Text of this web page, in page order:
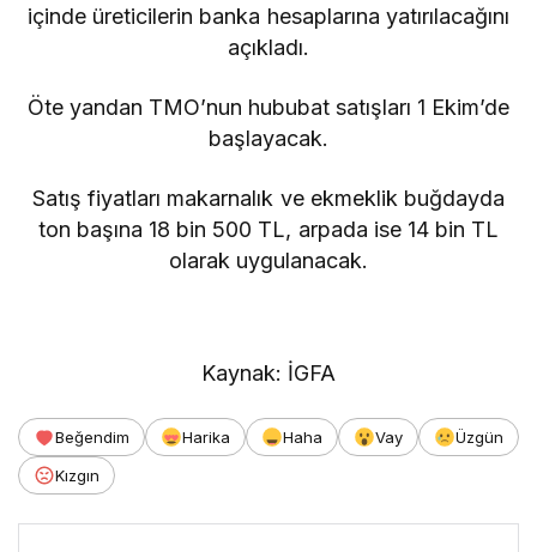
içinde üreticilerin banka hesaplarına yatırılacağını
açıkladı.
Öte yandan TMO’nun hububat satışları 1 Ekim’de
başlayacak.
Satış fiyatları makarnalık ve ekmeklik buğdayda
ton başına 18 bin 500 TL, arpada ise 14 bin TL
olarak uygulanacak.
Kaynak: İGFA
Beğendim Harika Haha Vay
Üzgün
Kızgın